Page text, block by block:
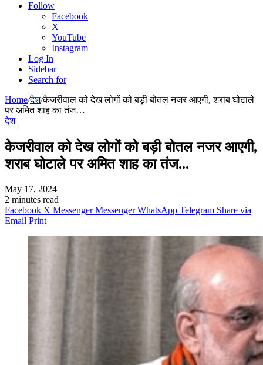
Follow
Facebook
X
YouTube
Instagram
Log In
Sidebar
Search for
Home/देश/केजरीवाल को देख लोगों को बड़ी बोतल नजर आएगी, शराब घोटाले
पर अमित शाह का तंज…
देश
केजरीवाल को देख लोगों को बड़ी बोतल नजर आएगी,
शराब घोटाले पर अमित शाह का तंज…
May 17, 2024
2 minutes read
Facebook X Messenger Messenger WhatsApp Telegram Share via
Email Print